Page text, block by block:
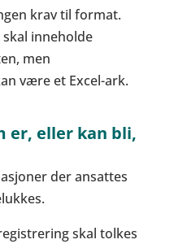
krav til format.
inneholde
men
være et Excel-ark.
er, eller kan bli,
der ansattes
skal tolkes